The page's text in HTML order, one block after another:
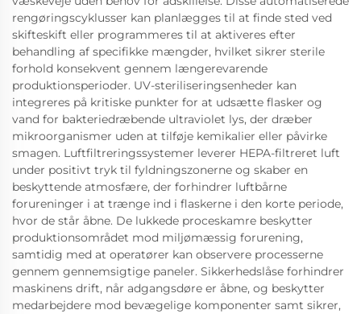
rengøringscyklusser kan planlægges til at finde sted ved
skifteskift eller programmeres til at aktiveres efter
behandling af specifikke mængder, hvilket sikrer sterile
forhold konsekvent gennem længerevarende
produktionsperioder. UV-steriliseringsenheder kan
integreres på kritiske punkter for at udsætte flasker og
vand for bakteriedræbende ultraviolet lys, der dræber
mikroorganismer uden at tilføje kemikalier eller påvirke
smagen. Luftfiltreringssystemer leverer HEPA-filtreret luft
under positivt tryk til fyldningszonerne og skaber en
beskyttende atmosfære, der forhindrer luftbårne
forureninger i at trænge ind i flaskerne i den korte periode,
hvor de står åbne. De lukkede proceskamre beskytter
produktionsområdet mod miljømæssig forurening,
samtidig med at operatører kan observere processerne
gennem gennemsigtige paneler. Sikkerhedslåse forhindrer
maskinens drift, når adgangsdøre er åbne, og beskytter
medarbejdere mod bevægelige komponenter samt sikrer,